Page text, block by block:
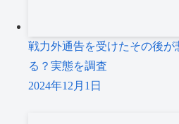
戦力外通告を受けたその後が
る？実態を調査
2024年12月1日